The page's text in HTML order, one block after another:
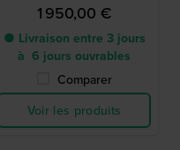
1 950,00 €
● Livraison entre 3 jours
à 6 jours ouvrables
Comparer
Voir les produits